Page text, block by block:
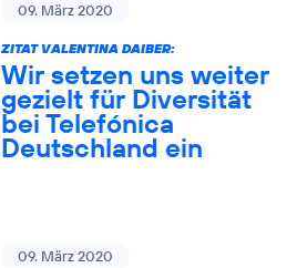
09. März 2020
ZITAT VALENTINA DAIBER:
Wir setzen uns weiter
gezielt für Diversität
bei Telefónica
Deutschland ein
09. März 2020